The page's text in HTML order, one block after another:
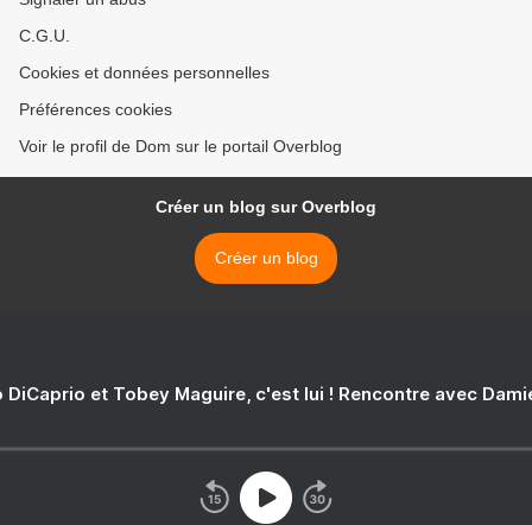
C.G.U.
Cookies et données personnelles
Préférences cookies
Voir le profil de Dom sur le portail Overblog
Créer un blog sur Overblog
Créer un blog
DiCaprio et Tobey Maguire, c'est lui ! Rencontre avec